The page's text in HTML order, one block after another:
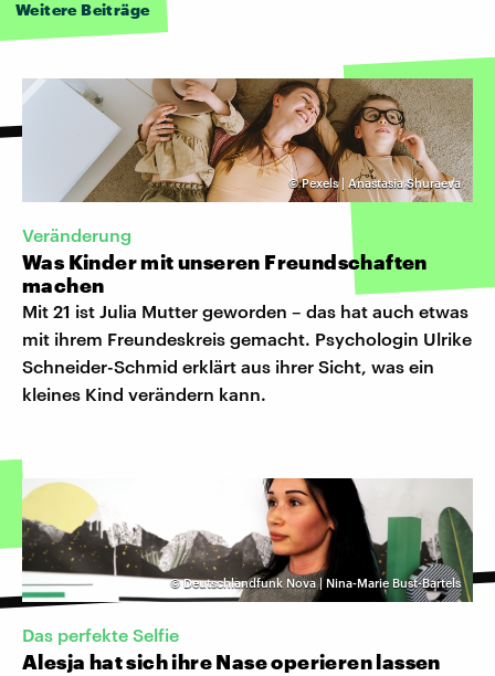
Weitere Beiträge
©Pexels | Anastasia Shuraeva
Veränderung
Was Kinder mit unseren Freundschaften
machen
Mit 21 ist Julia Mutter geworden – das hat auch etwas
mit ihrem Freundeskreis gemacht. Psychologin Ulrike
Schneider-Schmid erklärt aus ihrer Sicht, was ein
kleines Kind verändern kann.
©Deutschlandfunk Nova | Nina-Marie Bust-Bartels
Das perfekte Selfie
Alesja hat sich ihre Nase operieren lassen